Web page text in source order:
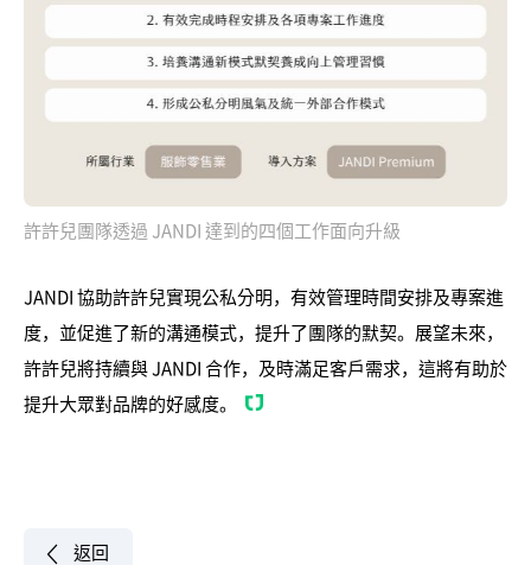
許許兒團隊透過 JANDI 達到的四個工作面向升級
JANDI 協助許許兒實現公私分明，有效管理時間安排及專案進
度，並促進了新的溝通模式，提升了團隊的默契。展望未來，
許許兒將持續與 JANDI 合作，及時滿足客戶需求，這將有助於
提升大眾對品牌的好感度。
返回